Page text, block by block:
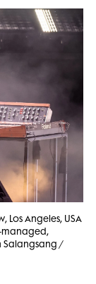
Los Angeles, USA
managed,
Salangsang /